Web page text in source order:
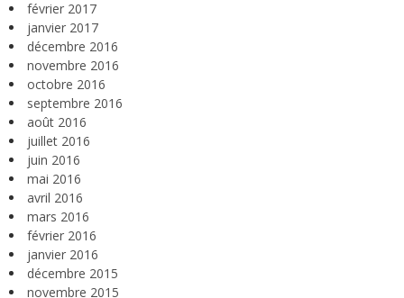
février 2017
janvier 2017
décembre 2016
novembre 2016
octobre 2016
septembre 2016
août 2016
juillet 2016
juin 2016
mai 2016
avril 2016
mars 2016
février 2016
janvier 2016
décembre 2015
novembre 2015